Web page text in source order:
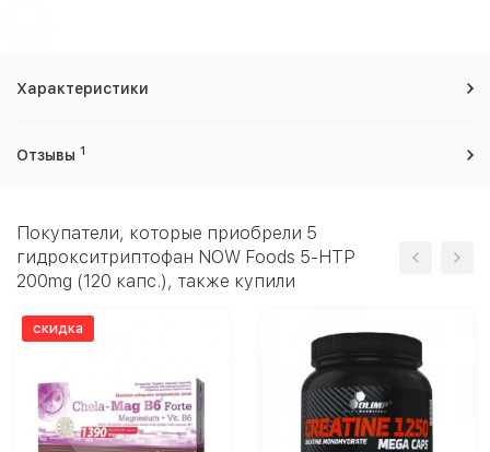
Характеристики
Отзывы 1
Покупатели, которые приобрели 5
гидрокситриптофан NOW Foods 5-HTP
200mg (120 капс.), также купили
скидка